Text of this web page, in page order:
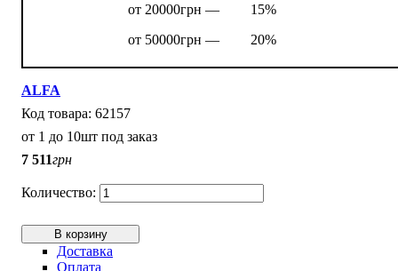
от 20000грн —
15%
от 50000грн —
20%
ALFA
62157
от 1 до 10шт под заказ
7 511грн
В корзину
Доставка
Оплата